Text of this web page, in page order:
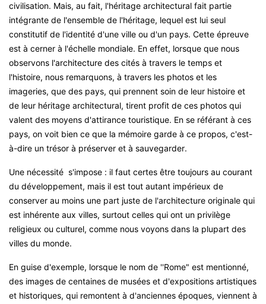
civilisation. Mais, au fait, l'héritage architectural fait partie
intégrante de l'ensemble de l'héritage, lequel est lui seul
constitutif de l'identité d'une ville ou d'un pays. Cette épreuve
est à cerner à l'échelle mondiale. En effet, lorsque que nous
observons l'architecture des cités à travers le temps et
l'histoire, nous remarquons, à travers les photos et les
imageries, que des pays, qui prennent soin de leur histoire et
de leur héritage architectural, tirent profit de ces photos qui
valent des moyens d'attirance touristique. En se référant à ces
pays, on voit bien ce que la mémoire garde à ce propos, c'est-
à-dire un trésor à préserver et à sauvegarder.
Une nécessité s'impose : il faut certes être toujours au courant
du développement, mais il est tout autant impérieux de
conserver au moins une part juste de l'architecture originale qui
est inhérente aux villes, surtout celles qui ont un privilège
religieux ou culturel, comme nous voyons dans la plupart des
villes du monde.
En guise d'exemple, lorsque le nom de ''Rome" est mentionné,
des images de centaines de musées et d'expositions artistiques
et historiques, qui remontent à d'anciennes époques, viennent à